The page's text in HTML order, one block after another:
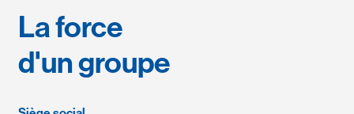
La force
d'un groupe